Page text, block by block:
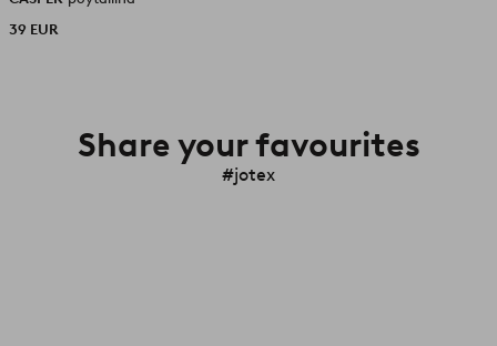
39 EUR
Share your favourites
#jotex